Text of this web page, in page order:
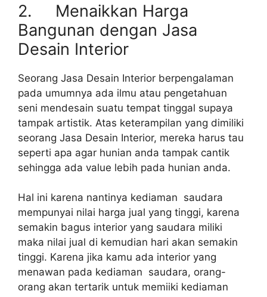
2. Menaikkan Harga
Bangunan dengan Jasa
Desain Interior
Seorang Jasa Desain Interior berpengalaman
pada umumnya ada ilmu atau pengetahuan
seni mendesain suatu tempat tinggal supaya
tampak artistik. Atas keterampilan yang dimiliki
seorang Jasa Desain Interior, mereka harus tau
seperti apa agar hunian anda tampak cantik
sehingga ada value lebih pada hunian anda.
Hal ini karena nantinya kediaman saudara
mempunyai nilai harga jual yang tinggi, karena
semakin bagus interior yang saudara miliki
maka nilai jual di kemudian hari akan semakin
tinggi. Karena jika kamu ada interior yang
menawan pada kediaman saudara, orang-
orang akan tertarik untuk memiiki kediaman